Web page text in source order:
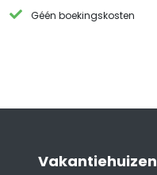
Géén boekingskosten
Vakantiehuizen